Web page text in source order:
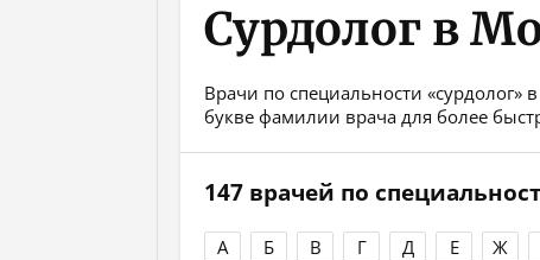
Сурдолог в
Врачи по специальности «сурдолог»
букве фамилии врача для более
147 врачей по
А Б В Г Д Е Ж